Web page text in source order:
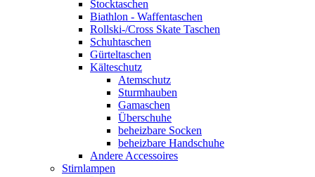
Stocktaschen
Biathlon - Waffentaschen
Rollski-/Cross Skate Taschen
Schuhtaschen
Gürteltaschen
Kälteschutz
Atemschutz
Sturmhauben
Gamaschen
Überschuhe
beheizbare Socken
beheizbare Handschuhe
Andere Accessoires
Stirnlampen